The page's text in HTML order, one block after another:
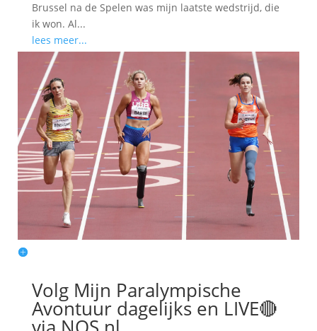
Brussel na de Spelen was mijn laatste wedstrijd, die
ik won. Al...
lees meer...
Volg Mijn Paralympische
Avontuur dagelijks en LIVE🔴